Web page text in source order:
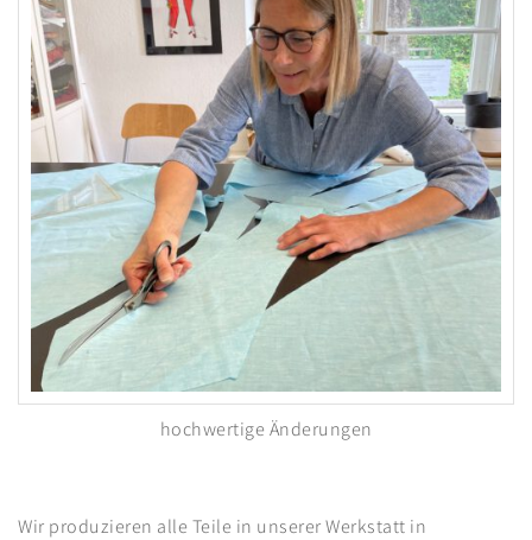
hochwertige Änderungen
Wir produzieren alle Teile in unserer Werkstatt in